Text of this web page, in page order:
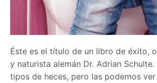
Éste es el título de un libro de éxito,
y naturista alemán Dr. Adrian
tipos de heces, pero las podemos